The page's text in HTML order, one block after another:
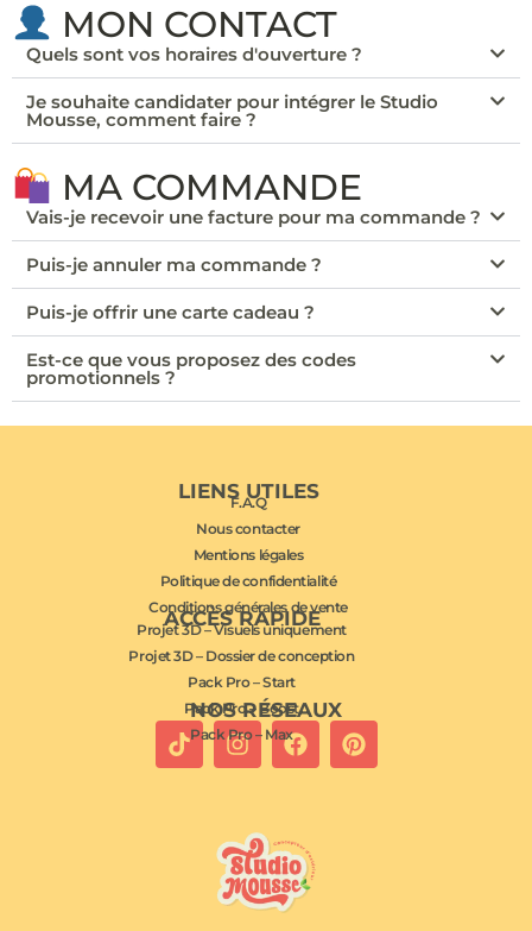
MON CONTACT
Quels sont vos horaires d'ouverture ?
Je souhaite candidater pour intégrer le Studio
Mousse, comment faire ?
MA COMMANDE
Vais-je recevoir une facture pour ma commande ?
Puis-je annuler ma commande ?
Puis-je offrir une carte cadeau ?
Est-ce que vous proposez des codes
promotionnels ?
NOS RÉSEAUX
ACCÈS RAPIDE
Projet 3D – Visuels uniquement
Projet 3D – Dossier de conception
Pack Pro – Start
Pack Pro – Boost
Pack Pro – Max
LIENS UTILES
F.A.Q
Nous contacter
Mentions légales
Politique de confidentialité
Conditions générales de vente